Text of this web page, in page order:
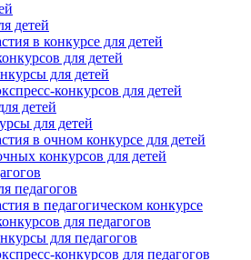
детей
в конкурсе для детей
для детей
для детей
конкурсов для детей
детей
для детей
в очном конкурсе для детей
конкурсов для детей
педагогов
в педагогическом конкурсе
для педагогов
для педагогов
конкурсов для педагогов